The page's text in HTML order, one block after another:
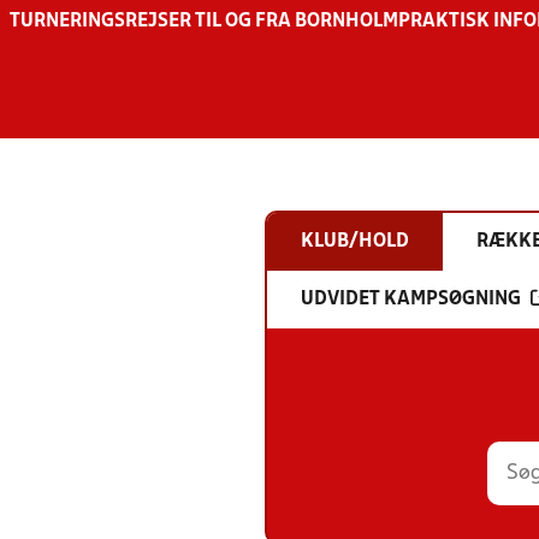
TURNERINGSREJSER TIL OG FRA BORNHOLM PRAKTISK
KLUB/HOLD
UDVIDET KAMPSØGNING